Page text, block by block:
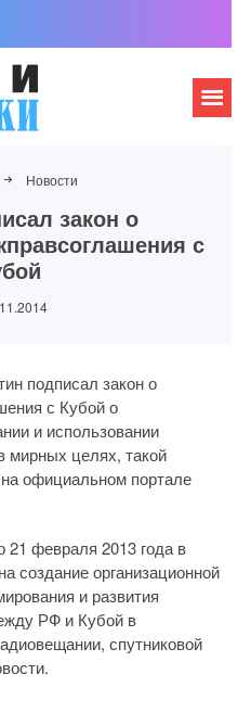
Новости
закон о
с
подписал закон о
с Кубой о
и использовании
мирных целях, такой
официальном портале
февраля 2013 года в
создание организационной
и развития
РФ и Кубой в
спутниковой